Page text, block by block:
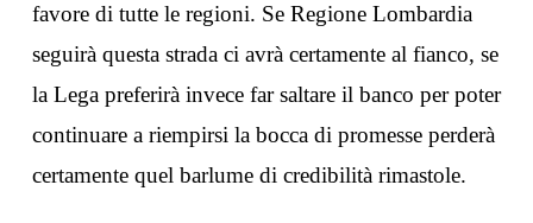
favore di tutte le regioni. Se Regione Lombardia
seguirà questa strada ci avrà certamente al fianco, se
la Lega preferirà invece far saltare il banco per poter
continuare a riempirsi la bocca di promesse perderà
certamente quel barlume di credibilità rimastole.